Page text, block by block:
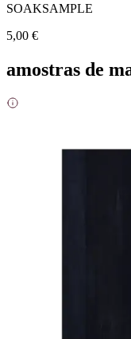
SOAKSAMPLE
5,00 €
amostras de